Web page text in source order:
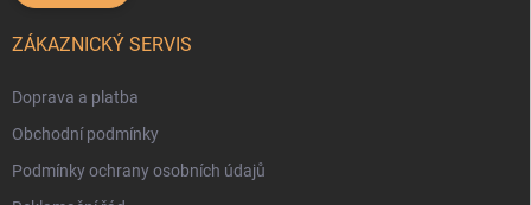
ZÁKAZNICKÝ SERVIS
Doprava a platba
Obchodní podmínky
Podmínky ochrany osobních údajů